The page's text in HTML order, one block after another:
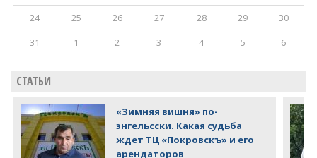
24
25 26 27 28 29
30
31
1 2 3 4 5 6
СТАТЬИ
«Зимняя вишня» по-
энгельсски. Какая судьба
ждет ТЦ «Покровскъ» и его
арендаторов